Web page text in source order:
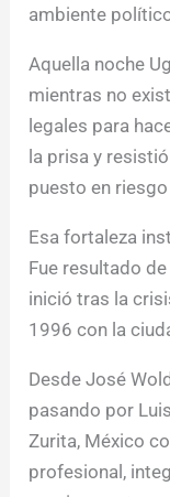
ambiente
Aquella noche
mientras no
legales para
la prisa y
puesto en
Esa fortaleza
Fue resultado
inició tras la
1996 con la
Desde José
pasando por
Zurita, México
profesional,